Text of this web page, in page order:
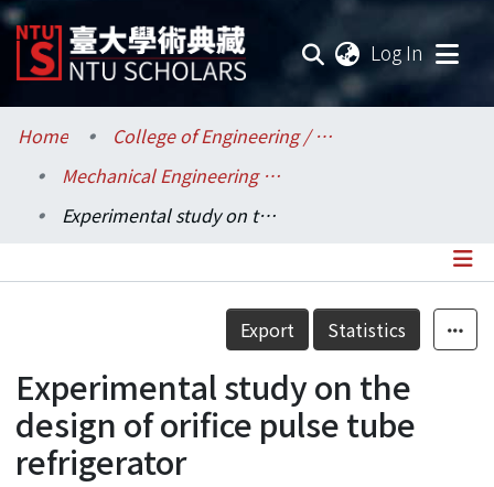
Log In
Communities & Collections
Research Outputs
Statistics
Home
College of Engineering / 工學院
Mechanical Engineering / 機械工程學系
Experimental study on the design of orifice pulse tube refrigerator
Details
Export Statistics
Experimental study on the
design of orifice pulse tube
refrigerator